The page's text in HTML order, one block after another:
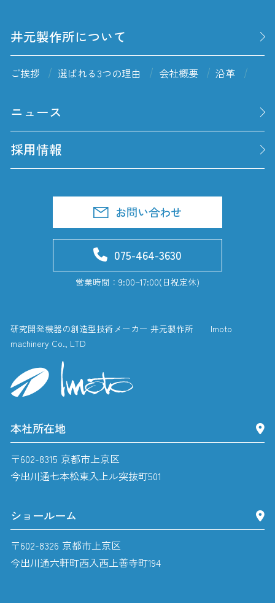
井元製作所について
ご挨拶 選ばれる3つの理由 会社概要 沿革
ニュース
採用情報
お問い合わせ
075-464-3630
営業時間：9:00~17:00(日祝定休)
研究開発機器の創造型技術メーカー 井元製作所 Imoto
machinery Co., LTD
本社所在地
〒602-8315 京都市上京区
今出川通七本松東入上ル突抜町501
ショールーム
〒602-8326 京都市上京区
今出川通六軒町西入西上善寺町194